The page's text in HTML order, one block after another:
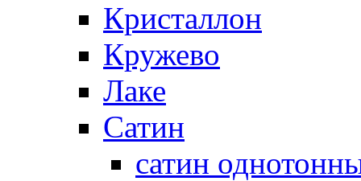
Кристаллон
Кружево
Лаке
Сатин
сатин